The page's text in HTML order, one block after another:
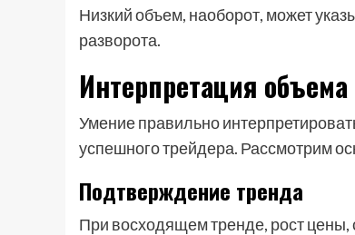
Низкий объем, наоборот, может
разворота.
Интерпретация объема
Умение правильно
успешного трейдера. Рассмотрим
Подтверждение тренда
При восходящем тренде, рост